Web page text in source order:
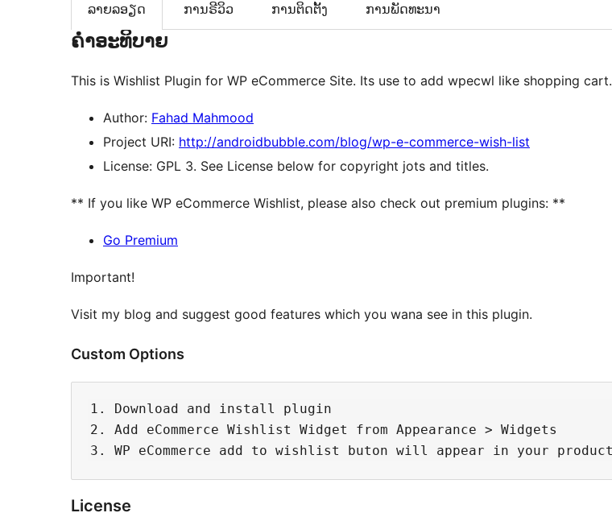
ລາຍລອຽດ ການຣີວິວ ການຕິດຕັ້ງ ການພັດທະນາ
ຄຳອະທິບາຍ
This is Wishlist Plugin for WP eCommerce Site. Its use to add wpecwl like shopping cart.
Author: Fahad Mahmood
Project URI: http://androidbubble.com/blog/wp-e-commerce-wish-list
License: GPL 3. See License below for copyright jots and titles.
** If you like WP eCommerce Wishlist, please also check out premium plugins: **
Go Premium
Important!
Visit my blog and suggest good features which you wana see in this plugin.
Custom Options
1. Download and install plugin
2. Add eCommerce Wishlist Widget from Appearance > Widgets
License